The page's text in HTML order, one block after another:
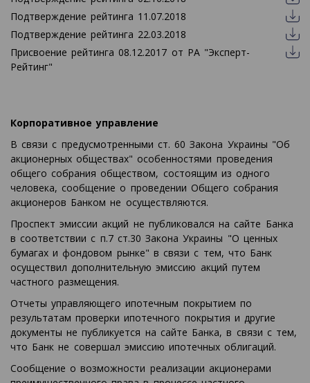
Подтверждение рейтинга 11.07.2018
Подтверждение рейтинга 22.03.2018
Присвоение рейтинга 08.12.2017 от РА "Эксперт-
Рейтинг"
Корпоративное управление
В связи с предусмотренными ст. 60 Закона Украины "Об
акционерных обществах" особенностями проведения
общего собрания обществом, состоящим из одного
человека, сообщение о проведении Общего собрания
акционеров Банком не осуществляются.
Проспект эмиссии акций не публиковался на сайте Банка
в соответствии с п.7 ст.30 Закона Украины "О ценных
бумагах и фондовом рынке" в связи с тем, что Банк
осуществил дополнительную эмиссию акций путем
частного размещения.
Отчеты управляющего ипотечным покрытием по
результатам проверки ипотечного покрытия и другие
документы не публикуется на сайте Банка, в связи с тем,
что Банк не совершал эмиссию ипотечных облигаций.
Сообщение о возможности реализации акционерами